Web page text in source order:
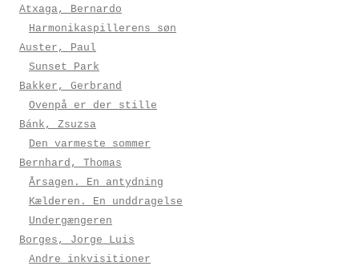
Atxaga, Bernardo
Harmonikaspillerens søn
Auster, Paul
Sunset Park
Bakker, Gerbrand
Ovenpå er der stille
Bánk, Zsuzsa
Den varmeste sommer
Bernhard, Thomas
Årsagen. En antydning
Kælderen. En unddragelse
Undergængeren
Borges, Jorge Luis
Andre inkvisitioner